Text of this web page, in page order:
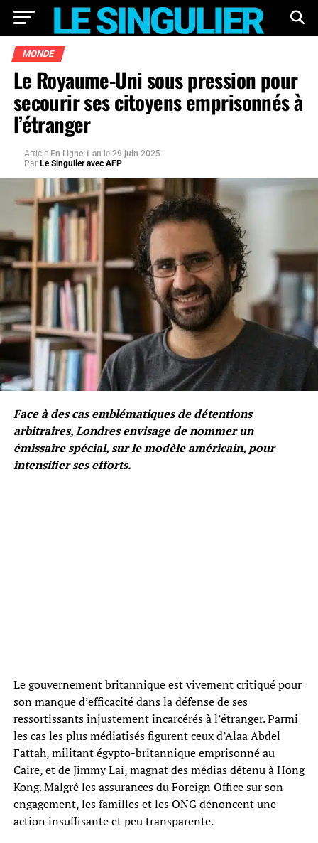
MONDE
Le Royaume-Uni sous pression pour
secourir ses citoyens emprisonnés à
l’étranger
Article En Ligne 1 an le 29 juin 2025
Par Le Singulier avec AFP
Face à des cas emblématiques de détentions
arbitraires, Londres envisage de nommer un
émissaire spécial, sur le modèle américain, pour
intensifier ses efforts.
Le gouvernement britannique est vivement critiqué pour
son manque d’efficacité dans la défense de ses
ressortissants injustement incarcérés à l’étranger. Parmi
les cas les plus médiatisés figurent ceux d’Alaa Abdel
Fattah, militant égypto-britannique emprisonné au
Caire, et de Jimmy Lai, magnat des médias détenu à Hong
Kong. Malgré les assurances du Foreign Office sur son
engagement, les familles et les ONG dénoncent une
action insuffisante et peu transparente.